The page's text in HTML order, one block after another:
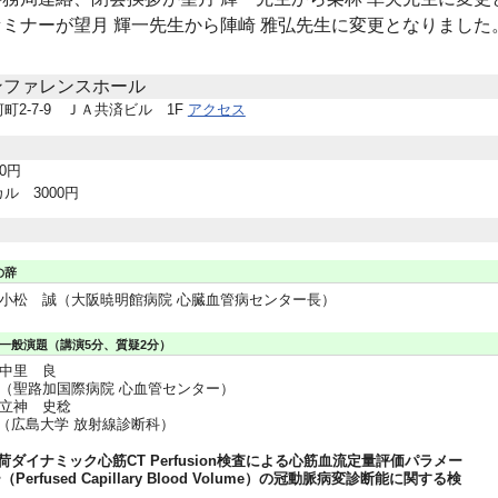
ナーが望月 輝一先生から陣崎 雅弘先生に変更となりました
ァレンスホール
町2-7-9 ＪＡ共済ビル 1F アクセス
円
ル 3000円
辞
小松 誠（大阪暁明館病院 心臓血管病センター長）
一般演題（講演5分、質疑2分）
中里 良
（聖路加国際病院 心血管センター）
立神 史稔
広島大学 放射線診断科）
ダイナミック心筋CT Perfusion検査による心筋血流定量評価パラメー
Perfused Capillary Blood Volume）の冠動脈病変診断能に関する検